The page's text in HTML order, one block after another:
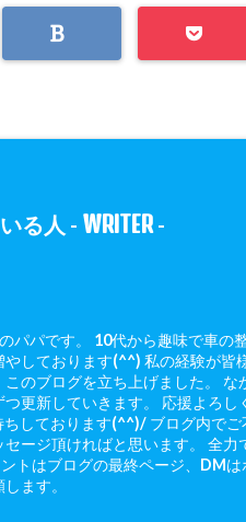
る人 - WRITER-
パです。 10代から趣味で車の整
やしております(^^) 私の経験が皆
のブログを立ち上げました。 な
更新していきます。 応援よろし
ちしております(^^)/ ブログ内でご
ージ頂ければと思います。 全力
トはブログの最終ページ、DMは
ます。